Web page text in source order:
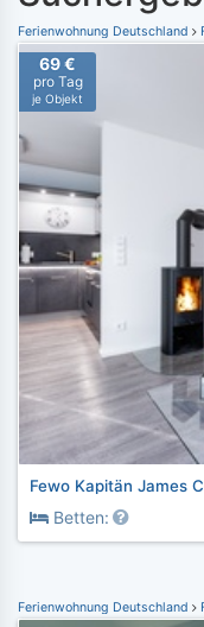
Ferienwohnung Deutschland
69 €
pro Tag
je Objekt
Fewo Kapitän James
Betten:
Ferienwohnung Deutschland